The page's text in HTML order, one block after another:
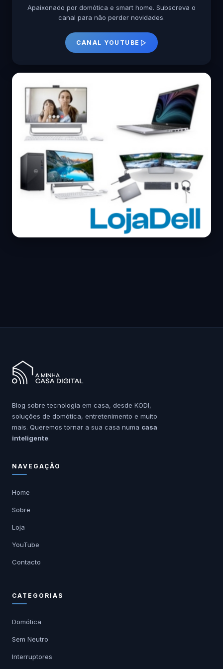
Apaixonado por domótica e smart home. Subscreva o
canal para não perder novidades.
CANAL YOUTUBE
Blog sobre tecnologia em casa, desde KODI,
soluções de domótica, entretenimento e muito
mais. Queremos tornar a sua casa numa casa
inteligente.
NAVEGAÇÃO
Home
Sobre
Loja
YouTube
Contacto
CATEGORIAS
Domótica
Sem Neutro
Interruptores